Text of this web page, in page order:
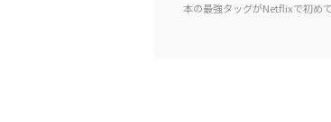
本の最強タッグがNetflixで初め